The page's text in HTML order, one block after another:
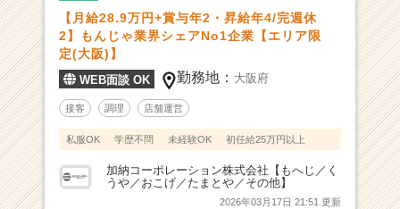
ィ
ー
ド
が
こ
こ
に
|
ベ
【月給28.9万円+賞与年2・昇給年4/完週休
2】もんじゃ業界シェアNo1企業【エリア限
定(大阪)】
WEB面談 OK 勤務地： 大阪府
接客 調理 店舗運営
私服OK 学歴不問 未経験OK 初任給25万円以上
加納コーポレーション株式会社【もへじ／く
うや／おこげ／たまとや／その他】
2026年03月17日 21:51 更新